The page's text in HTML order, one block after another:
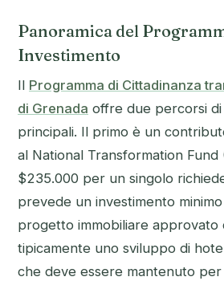
Panoramica del
Investimento
Il Programma di Cittadinanza
di Grenada offre due percorsi
principali. Il primo è un
al National Transformation
$235.000 per un singolo
prevede un investimento
progetto immobiliare approvato
tipicamente uno sviluppo di
che deve essere mantenuto per